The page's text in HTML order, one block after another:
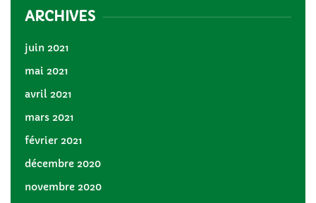
ARCHIVES
juin 2021
mai 2021
avril 2021
mars 2021
février 2021
décembre 2020
novembre 2020